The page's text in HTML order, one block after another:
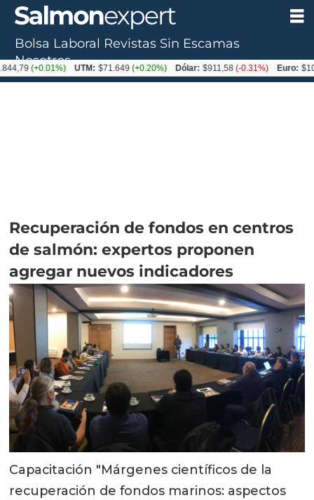
Recuperación de fondos en centros
de salmón: expertos proponen
agregar nuevos indicadores
Capacitación "Márgenes científicos de la
recuperación de fondos marinos: aspectos
Bolsa Laboral Revistas Sin Escamas
Nosotros
UTM: $71.649 (+0.20%) Dólar: $911,58(-0.31%) Euro: $1054,01(-